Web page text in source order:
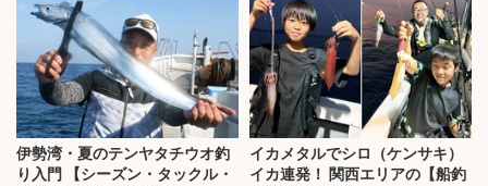
伊勢湾・夏のテンヤタチウオ釣
り入門 【シーズン・タックル・
イカメタルでシロ（ケンサキ）
イカ連発！ 関西エリアの【船釣